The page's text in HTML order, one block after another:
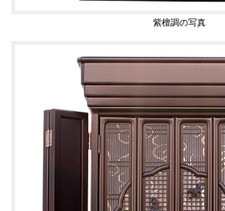
紫檀調の写真